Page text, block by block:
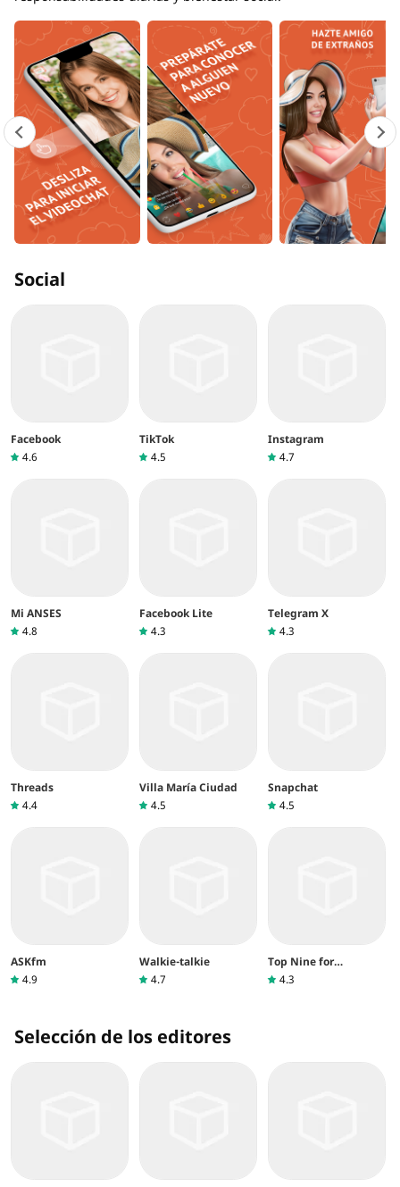
Social
Facebook
4.6
TikTok
4.5
Instagram
4.7
Mi ANSES
4.8
Facebook Lite
4.3
Telegram X
4.3
Threads
4.4
Villa María Ciudad
4.5
Snapchat
4.5
ASKfm
4.9
Walkie-talkie
4.7
Top Nine for
Instagram
4.3
Selección de los editores